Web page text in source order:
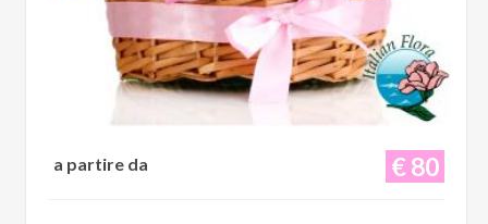
€ 80
a partire da